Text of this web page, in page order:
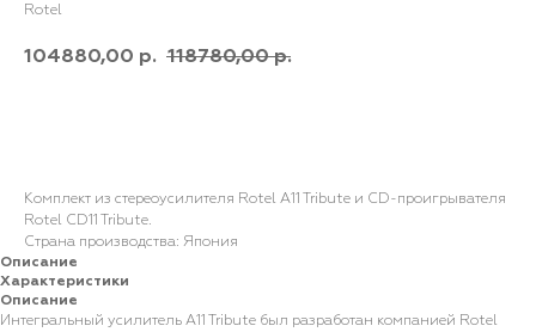
Rotel
104880,00 р. 118780,00 р.
Комплект из стереоусилителя Rotel A11 Tribute и CD-проигрывателя
Rotel CD11 Tribute.
Страна производства: Япония
Описание
Характеристики
Описание
Интегральный усилитель A11 Tribute был разработан компанией Rotel